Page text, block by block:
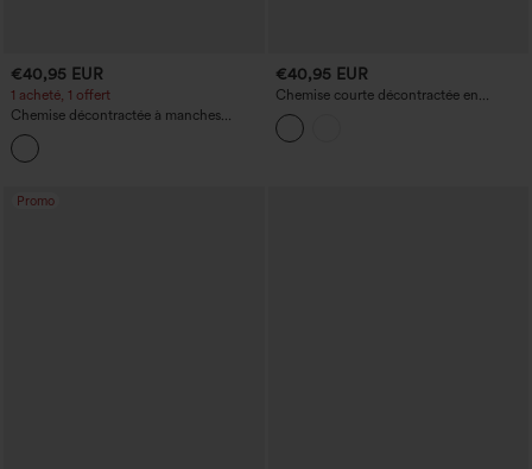
€40,95 EUR
1 acheté, 1 offert
Chemise décontractée à manches
longues et ourlet arrondi
€40,95 EUR
Chemise courte décontractée en
mélange de lin, à manches courtes
retroussables, avec poches
Promo